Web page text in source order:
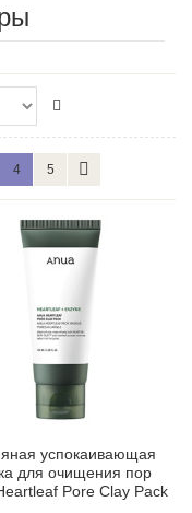
4 5
успокаивающая
для очищения пор
Pore Clay Pack